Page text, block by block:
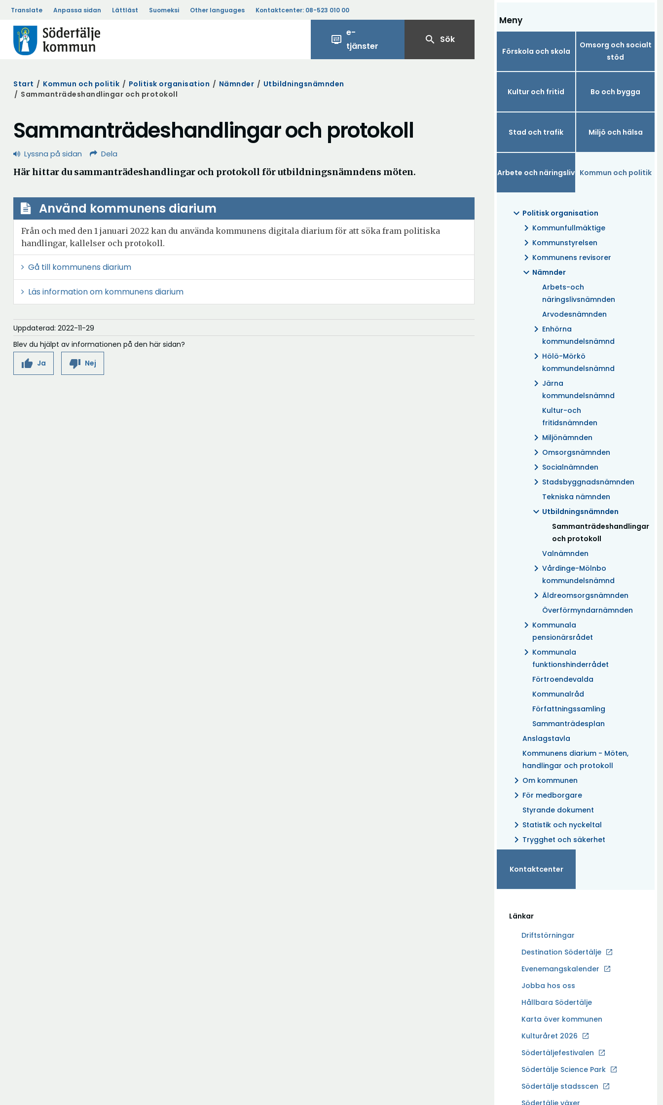
Translate Anpassa sidan Lättläst Suomeksi Other languages Kontaktcenter: 08-523 010 00
display_settings
e-
tjänster
search Sök
Meny
Förskola och skola
Omsorg och socialt
stöd
Kultur och fritid Bo och bygga
Stad och trafik Miljö och hälsa
Arbete och näringsliv Kommun och politik
expand_more Politisk organisation
chevron_right Kommunfullmäktige
chevron_right Kommunstyrelsen
chevron_right Kommunens revisorer
expand_more Nämnder
Arbets-och
näringslivsnämnden
Arvodesnämnden
chevron_right Enhörna
kommundelsnämnd
chevron_right Hölö-Mörkö
kommundelsnämnd
chevron_right Järna
kommundelsnämnd
Kultur-och
fritidsnämnden
chevron_right Miljönämnden
chevron_right Omsorgsnämnden
chevron_right Socialnämnden
chevron_right Stadsbyggnadsnämnden
Tekniska nämnden
expand_more Utbildningsnämnden
Sammanträdeshandlingar
och protokoll
(Aktuell)
Valnämnden
chevron_right Vårdinge-Mölnbo
kommundelsnämnd
chevron_right Äldreomsorgsnämnden
Överförmyndarnämnden
chevron_right Kommunala
pensionärsrådet
chevron_right Kommunala
funktionshinderrådet
Förtroendevalda
Kommunalråd
Författningssamling
Sammanträdesplan
Anslagstavla
Kommunens diarium - Möten,
handlingar och protokoll
chevron_right Om kommunen
chevron_right För medborgare
Styrande dokument
chevron_right Statistik och nyckeltal
chevron_right Trygghet och säkerhet
Kontaktcenter
Länkar
Driftstörningar
Destination Södertälje
Ö
p
n
a
y
t
f
ö
n
Evenemangskalender
Jobba hos oss
Ö
p
n
a
y
t
Hållbara Södertälje
Karta över kommunen
Kulturåret 2026
Södertäljefestivalen
Södertälje Science Park
Ö
p
Södertälje stadsscen
Södertälje växer
Start / Kommun och politik / Politisk organisation / Nämnder / Utbildningsnämnden
/ Sammanträdeshandlingar och protokoll
Sammanträdeshandlingar och protokoll
Lyssna på sidan Dela
Här hittar du sammanträdeshandlingar och protokoll för utbildningsnämndens möten.
Använd kommunens diarium
Från och med den 1 januari 2022 kan du använda kommunens digitala diarium för att söka fram politiska
handlingar, kallelser och protokoll.
Gå till kommunens diariumÖ
p
p
n
a
i
n
Läs information om kommunens diarium
Uppdaterad: 2022-11-29
Blev du hjälpt av informationen på den här sidan?
thumb_up Ja thumb_down Nej